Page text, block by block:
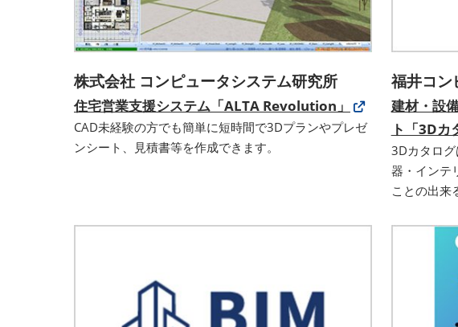
株式会社 コンピュータシステム研究所
住宅営業支援システム「ALTA Revolution」
CAD未経験の方でも簡単に短時間で3Dプランやプレゼ
ンシート、見積書等を作成できます。
福井コン
建材・設
ト「3Dカ
3Dカタロ
器・インテ
ことの出来